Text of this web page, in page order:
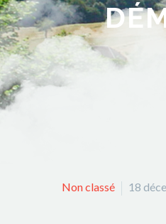
Non classé 18